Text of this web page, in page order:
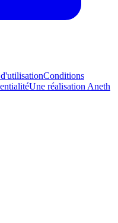
Conditions
Une réalisation Aneth